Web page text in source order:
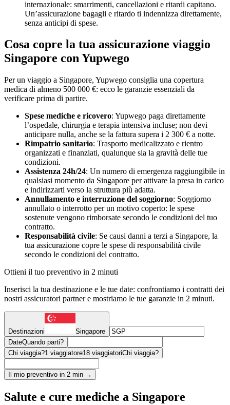
internazionale: smarrimenti, cancellazioni e ritardi capitano.
Un’assicurazione bagagli e ritardo ti indennizza direttamente,
senza anticipi di spese.
Cosa copre la tua assicurazione viaggio
Singapore con Yupwego
Per un viaggio a Singapore, Yupwego consiglia una copertura
medica di almeno 500 000 €: ecco le garanzie essenziali da
verificare prima di partire.
Spese mediche e ricovero: Yupwego paga direttamente
l’ospedale, chirurgia e terapia intensiva incluse; non devi
anticipare nulla, anche se la fattura supera i 2 300 € a notte.
Rimpatrio sanitario: Trasporto medicalizzato e rientro
organizzati e finanziati, qualunque sia la gravità delle tue
condizioni.
Assistenza 24h/24: Un numero di emergenza raggiungibile in
qualsiasi momento da Singapore per attivare la presa in carico
e indirizzarti verso la struttura più adatta.
Annullamento e interruzione del soggiorno: Soggiorno
annullato o interrotto per un motivo coperto: le spese
sostenute vengono rimborsate secondo le condizioni del tuo
contratto.
Responsabilità civile: Se causi danni a terzi a Singapore, la
tua assicurazione copre le spese di responsabilità civile
secondo le condizioni del contratto.
Ottieni il tuo preventivo in 2 minuti
Inserisci la tua destinazione e le tue date: confrontiamo i contratti dei
nostri assicuratori partner e mostriamo le tue garanzie in 2 minuti.
Destinazioni
Singapore
DateQuando parti?
Chi viaggia?1 viaggiatore18 viaggiatoriChi viaggia?
Il mio preventivo in 2 min →
Salute e cure mediche a Singapore